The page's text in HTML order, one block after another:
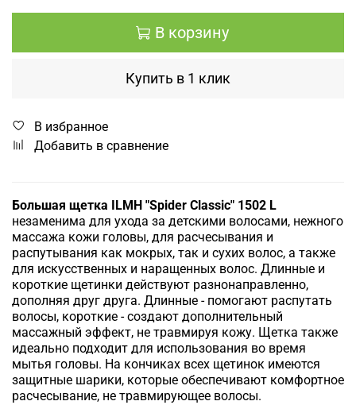
В корзину
Купить в 1 клик
В избранное
Добавить в сравнение
Большая щетка ILMH "Spider Classic" 1502 L
незаменима для ухода за детскими волосами, нежного
массажа кожи головы, для расчесывания и
распутывания как мокрых, так и сухих волос, а также
для искусственных и наращенных волос. Длинные и
короткие щетинки действуют разнонаправленно,
дополняя друг друга. Длинные - помогают распутать
волосы, короткие - создают дополнительный
массажный эффект, не травмируя кожу. Щетка также
идеально подходит для использования во время
мытья головы. На кончиках всех щетинок имеются
защитные шарики, которые обеспечивают комфортное
расчесывание, не травмирующее волосы.